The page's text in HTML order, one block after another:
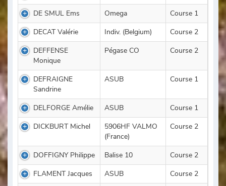
DE SMUL Ems
Omega
Course 1
DECAT Valérie
Indiv. (Belgium)
Course 2
DEFFENSE
Monique
Pégase CO Course 2
DEFRAIGNE
Sandrine
ASUB Course 1
DELFORGE Amélie ASUB
Course 1
DICKBURT Michel
5906HF VALMO
(France)
Course 2
DOFFIGNY Philippe Balise 10
Course 2
FLAMENT Jacques
ASUB
Course 2